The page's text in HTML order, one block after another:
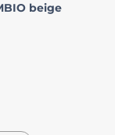
beige